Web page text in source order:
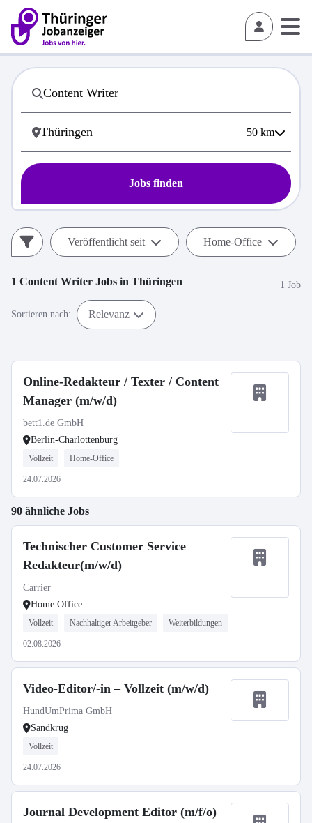
50 km
Jobs finden
Veröffentlicht seit Home-Office
1 Content Writer Jobs in Thüringen 1 Job
Sortieren nach: Relevanz
Online-Redakteur / Texter / Content
Manager (m/w/d)
bett1.de GmbH
Berlin-Charlottenburg
Vollzeit Home-Office
24.07.2026
90 ähnliche Jobs
Technischer Customer Service
Redakteur(m/w/d)
Carrier
Home Office
Vollzeit Nachhaltiger Arbeitgeber Weiterbildungen
02.08.2026
Video-Editor/-in – Vollzeit (m/w/d)
HundUmPrima GmbH
Sandkrug
Vollzeit
24.07.2026
Journal Development Editor (m/f/o)